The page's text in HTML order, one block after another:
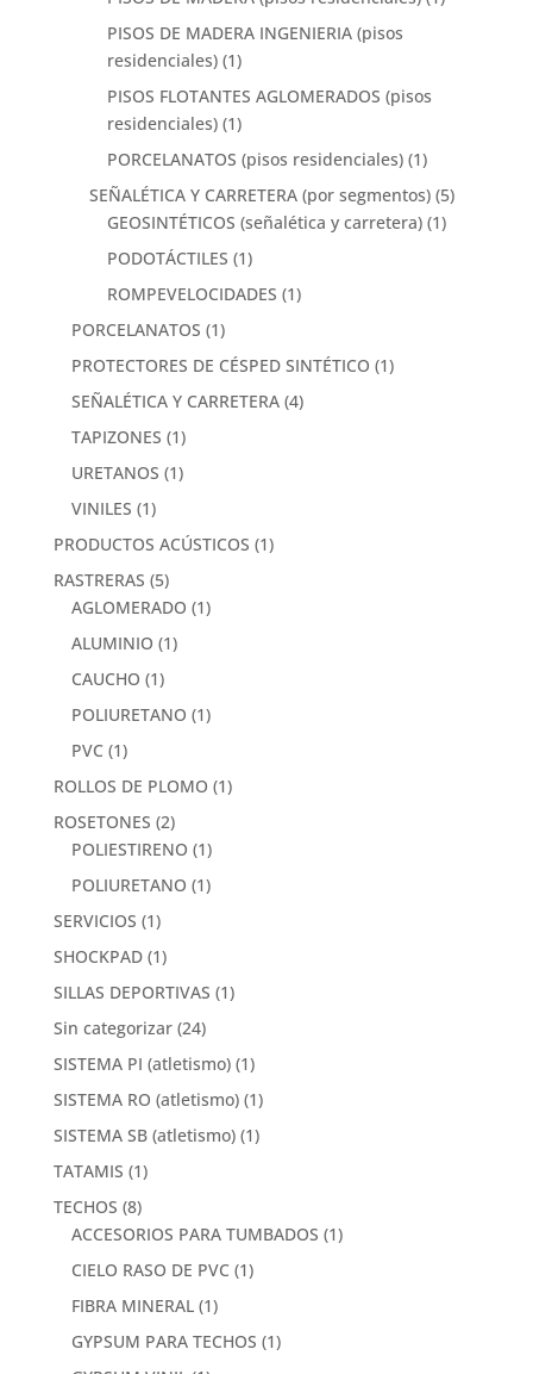
PISOS DE MADERA INGENIERIA (pisos
residenciales) (1)
PISOS FLOTANTES AGLOMERADOS (pisos
residenciales) (1)
PORCELANATOS (pisos residenciales) (1)
SEÑALÉTICA Y CARRETERA (por segmentos) (5)
GEOSINTÉTICOS (señalética y carretera) (1)
PODOTÁCTILES (1)
ROMPEVELOCIDADES (1)
PORCELANATOS (1)
PROTECTORES DE CÉSPED SINTÉTICO (1)
SEÑALÉTICA Y CARRETERA (4)
TAPIZONES (1)
URETANOS (1)
VINILES (1)
PRODUCTOS ACÚSTICOS (1)
RASTRERAS (5)
AGLOMERADO (1)
ALUMINIO (1)
CAUCHO (1)
POLIURETANO (1)
PVC (1)
ROLLOS DE PLOMO (1)
ROSETONES (2)
POLIESTIRENO (1)
POLIURETANO (1)
SERVICIOS (1)
SHOCKPAD (1)
SILLAS DEPORTIVAS (1)
Sin categorizar (24)
SISTEMA PI (atletismo) (1)
SISTEMA RO (atletismo) (1)
SISTEMA SB (atletismo) (1)
TATAMIS (1)
TECHOS (8)
ACCESORIOS PARA TUMBADOS (1)
CIELO RASO DE PVC (1)
FIBRA MINERAL (1)
GYPSUM PARA TECHOS (1)